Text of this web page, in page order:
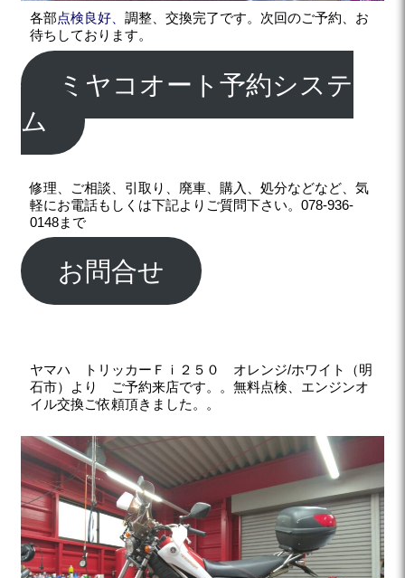
各部点検良好、調整、交換完了です。次回のご予約、お
待ちしております。
ミヤコオート予約システ
ム
修理、ご相談、引取り、廃車、購入、処分などなど、気
軽にお電話もしくは下記よりご質問下さい。078-936-
0148まで
お問合せ
ヤマハ トリッカーＦｉ２５０ オレンジ/ホワイト（明
石市）より ご予約来店です。。無料点検、エンジンオ
イル交換ご依頼頂きました。。